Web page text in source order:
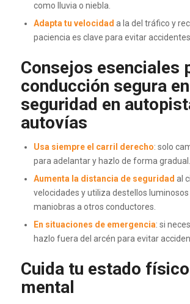
como lluvia o niebla.
Adapta tu velocidad a la del tráfico y
paciencia es clave para evitar accidentes.
Consejos esenciales
conducción segura
seguridad en
autovías
Usa siempre el carril derecho: solo
para adelantar y hazlo de forma gradual.
Aumenta la distancia de seguridad al
velocidades y utiliza destellos
maniobras a otros conductores.
En situaciones de emergencia: si
hazlo fuera del arcén para evitar
Cuida tu estado
mental